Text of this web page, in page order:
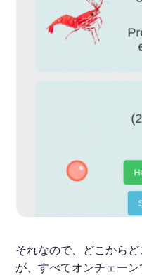
それなので、どこから
が、すべてオンチェー